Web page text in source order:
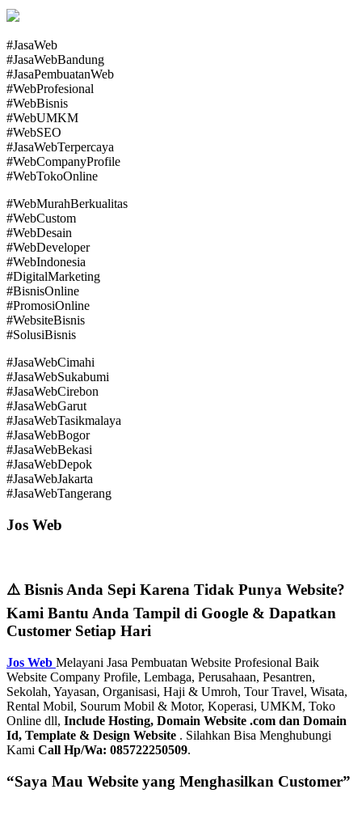
#JasaWeb
#JasaWebBandung
#JasaPembuatanWeb
#WebProfesional
#WebBisnis
#WebUMKM
#WebSEO
#JasaWebTerpercaya
#WebCompanyProfile
#WebTokoOnline
#WebMurahBerkualitas
#WebCustom
#WebDesain
#WebDeveloper
#WebIndonesia
#DigitalMarketing
#BisnisOnline
#PromosiOnline
#WebsiteBisnis
#SolusiBisnis
#JasaWebCimahi
#JasaWebSukabumi
#JasaWebCirebon
#JasaWebGarut
#JasaWebTasikmalaya
#JasaWebBogor
#JasaWebBekasi
#JasaWebDepok
#JasaWebJakarta
#JasaWebTangerang
Jos Web
⚠️ Bisnis Anda Sepi Karena Tidak Punya Website?
Kami Bantu Anda Tampil di Google & Dapatkan
Customer Setiap Hari
Jos Web Melayani Jasa Pembuatan Website Profesional Baik
Website Company Profile, Lembaga, Perusahaan, Pesantren,
Sekolah, Yayasan, Organisasi, Haji & Umroh, Tour Travel, Wisata,
Rental Mobil, Sourum Mobil & Motor, Koperasi, UMKM, Toko
Online dll, Include Hosting, Domain Website .com dan Domain
Id, Template & Design Website . Silahkan Bisa Menghubungi
Kami Call Hp/Wa: 085722250509.
“Saya Mau Website yang Menghasilkan Customer”